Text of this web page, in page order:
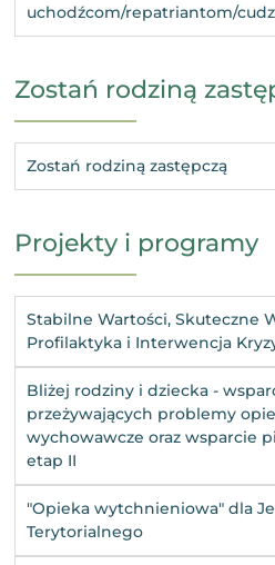
uchodźcom/repatriantom/
Zostań rodziną
Zostań rodziną zastępczą
Projekty i programy
Stabilne Wartości, Skuteczne
Profilaktyka i Interwencja
Bliżej rodziny i dziecka -
przeżywających problemy
wychowawcze oraz wsparcie
etap II
"Opieka wytchnieniowa" dla
Terytorialnego